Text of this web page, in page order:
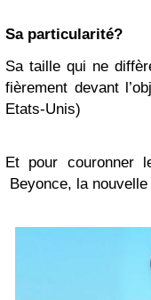
Sa particularité?
Sa taille qui ne
fièrement devant
Etats-Unis)
Et pour
Beyonce, la